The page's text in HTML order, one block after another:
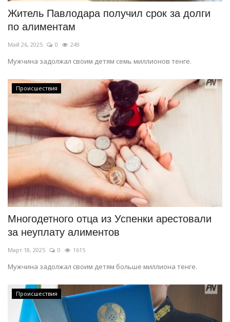
Житель Павлодара получил срок за долги
по алиментам
Май 26, 2025 0 249
Мужчина задолжал своим детям семь миллионов тенге.
Происшествия
Многодетного отца из Успенки арестовали
за неуплату алиментов
Март 18, 2025 0 1615
Мужчина задолжал своим детям больше миллиона тенге.
Происшествия